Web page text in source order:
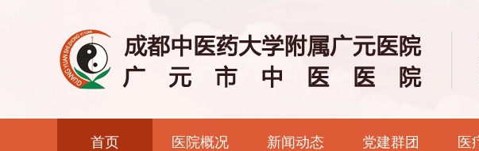
首页 医院概况 新闻动态 党建群团 医